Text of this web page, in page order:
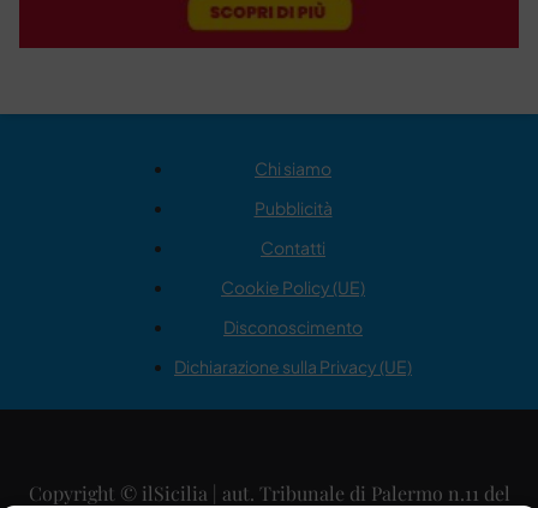
Chi siamo
Pubblicità
Contatti
Cookie Policy (UE)
Disconoscimento
Dichiarazione sulla Privacy (UE)
Copyright © ilSicilia | aut. Tribunale di Palermo n.11 del